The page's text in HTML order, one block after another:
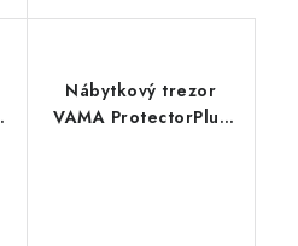
Nábytkový trezor
VAMA ProtectorPlus